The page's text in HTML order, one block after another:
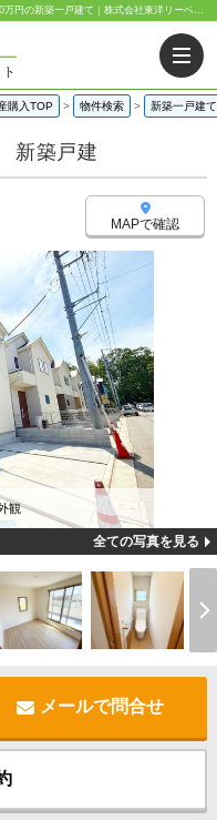
三鷹市北野３丁目 新築戸建 東京都三鷹市北野3丁目｜6,230万円の新築一戸建て｜株式会社東洋リーベスト
購入TOP > 物件検索 > 新築一戸建て
新築戸建
MAPで確認
観
全ての写真を見る
メールで問合せ